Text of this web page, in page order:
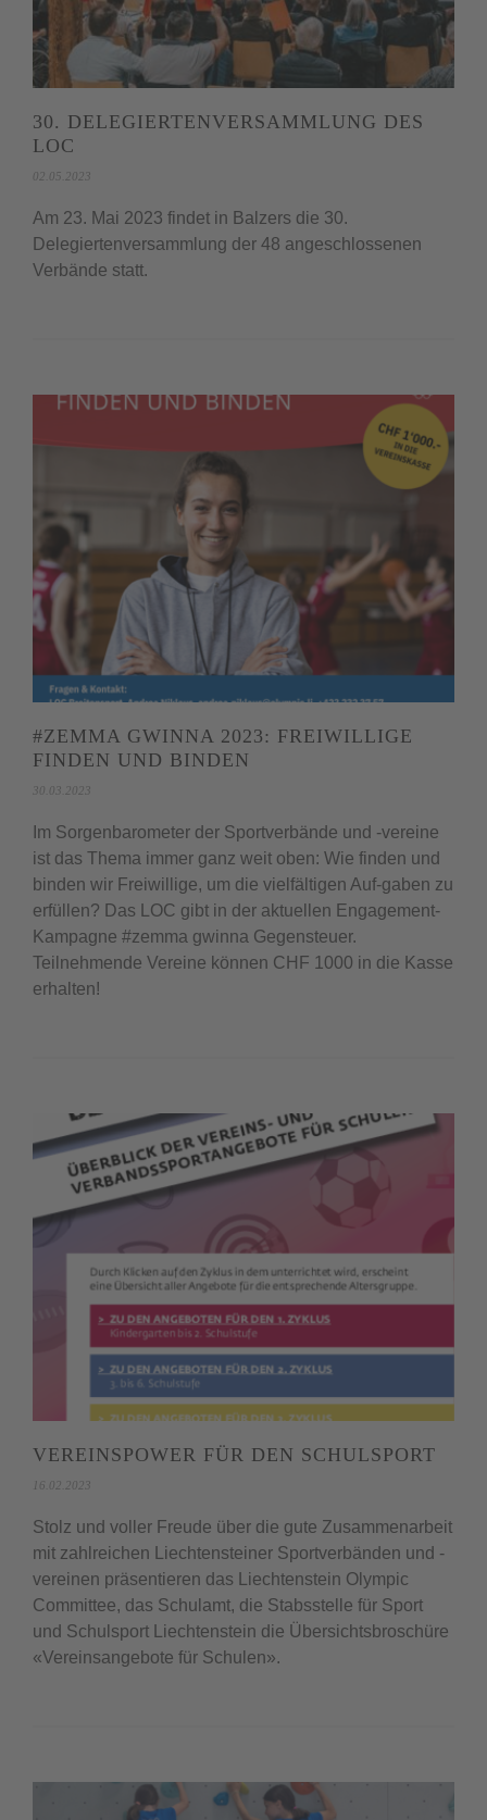
30. DELEGIERTENVERSAMMLUNG DES
LOC
02.05.2023
Am 23. Mai 2023 findet in Balzers die 30.
Delegiertenversammlung der 48 angeschlossenen
Verbände statt.
#ZEMMA GWINNA 2023: FREIWILLIGE
FINDEN UND BINDEN
30.03.2023
Im Sorgenbarometer der Sportverbände und -vereine
ist das Thema immer ganz weit oben: Wie finden und
binden wir Freiwillige, um die vielfältigen Auf-gaben zu
erfüllen? Das LOC gibt in der aktuellen Engagement-
Kampagne #zemma gwinna Gegensteuer.
Teilnehmende Vereine können CHF 1000 in die Kasse
erhalten!
VEREINSPOWER FÜR DEN SCHULSPORT
16.02.2023
Stolz und voller Freude über die gute Zusammenarbeit
mit zahlreichen Liechtensteiner Sportverbänden und -
vereinen präsentieren das Liechtenstein Olympic
Committee, das Schulamt, die Stabsstelle für Sport
und Schulsport Liechtenstein die Übersichtsbroschüre
«Vereinsangebote für Schulen».